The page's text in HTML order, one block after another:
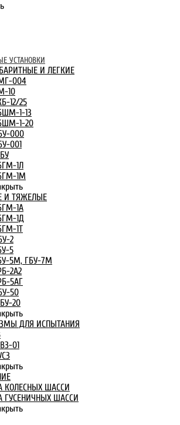
УСТАНОВКИ
И ЛЕГКИЕ
004
10
12/25
1-13
1-20
000
001
1Л
1М
И ТЯЖЕЛЫЕ
1А
1Д
1Т
2
5
5М, ГБУ-7М
2А2
5АГ
50
20
ДЛЯ ИСПЫТАНИЯ
01
КОЛЕСНЫХ ШАССИ
ГУСЕНИЧНЫХ ШАССИ